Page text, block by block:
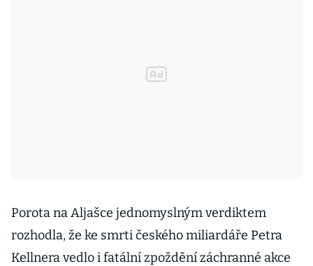
Porota na Aljašce jednomyslným verdiktem
rozhodla, že ke smrti českého miliardáře Petra
Kellnera vedlo i fatální zpoždění záchranné akce